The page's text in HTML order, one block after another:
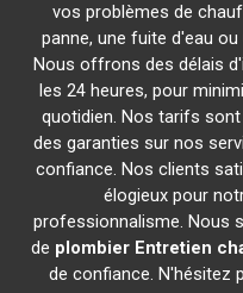
vos problèmes de
panne, une fuite d'eau
Nous offrons des délais
les 24 heures, pour
quotidien. Nos tarifs
des garanties sur nos
confiance. Nos clients
élogieux pour
professionnalisme. Nous
de plombier Entretien
de confiance. N'hésitez